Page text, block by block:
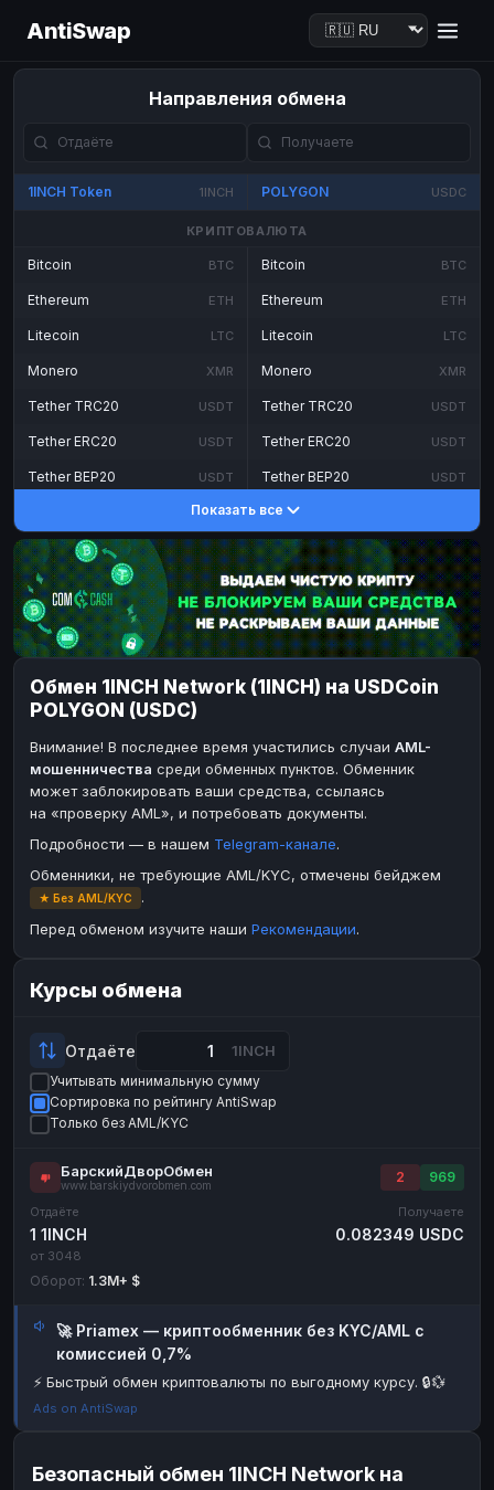
AntiSwap
Направления обмена
1INCH Token 1INCH POLYGON USDC
КРИПТОВАЛЮТА
Bitcoin BTC
Ethereum ETH
Litecoin LTC
Monero XMR
Tether TRC20 USDT
Tether ERC20 USDT
Tether BEP20 USDT
DASH
Toncoin TON
Dogecoin DOGE
TRX TRON
Bitcoin Cash BCH
BinanceCoin BEP20
SOL
Ripple XRP
Bitcoin BTC
Ethereum ETH
Litecoin LTC
Monero XMR
Tether TRC20 USDT
Tether ERC20 USDT
Tether BEP20 USDT
DASH
Toncoin TON
Dogecoin DOGE
TRX TRON
Bitcoin Cash BCH
BinanceCoin BEP20
Ripple
Paxum USD
Perfect Money
Payoneer USD
ЮMoney RUB
Paxum
Payoneer
ЮMoney
БАЛАНСЫ КРИПТОБИРЖ
Binance
СБЕР RUB
Альфа-Банк
Райффайзен
Т-Банк RUB
RUB
Альфа-Банк RUB
Т-Банк
ЗК
НАЛИЧНЫЕ ДЕНЬГИ
Показать все
Обмен 1INCH Network (1INCH) на USDCoin
POLYGON (USDC)
Внимание! В последнее время участились случаи AML-
мошенничества среди обменных пунктов. Обменник
может заблокировать ваши средства, ссылаясь
на «проверку AML», и потребовать документы.
Подробности — в нашем Telegram-канале.
Обменники, не требующие AML/KYC, отмечены бейджем
★ Без AML/KYC
.
Перед обменом изучите наши Рекомендации.
Курсы обмена
Отдаёте 1INCH
Учитывать минимальную сумму
Сортировка по рейтингу AntiSwap
Только без AML/KYC
БарскийДворОбмен
www.barskiydvorobmen.com
2 969
Отдаёте
1 1INCH
от 3048
Получаете
0.082349 USDC
Оборот: 1.3M+ $
🚀 Priamex — криптообменник без KYC/AML с
комиссией 0,7%
⚡ Быстрый обмен криптовалюты по выгодному курсу. 🔒💱
Ads on AntiSwap
Безопасный обмен 1INCH Network на